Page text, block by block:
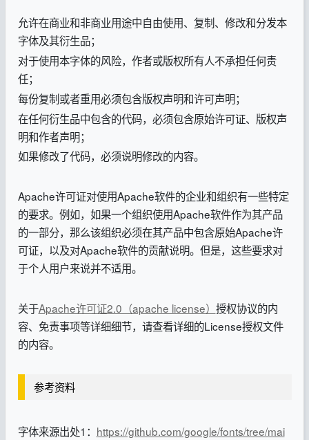
允许在商业和非商业用途中自由使用、复制、修改和分发本
字体及其衍生品；
对于使用本字体的风险，作者或版权所有人不承担任何责
任；
每份复制或者重用必须包含版权声明和许可声明；
在任何衍生品中包含的代码，必须包含原始许可证、版权声
明和作者声明；
如果修改了代码，必须说明修改的内容。
Apache许可证对使用Apache软件的企业和组织有一些特定
的要求。例如，如果一个组织使用Apache软件作为其产品
的一部分，那么该组织必须在其产品中包含原始Apache许
可证，以及对Apache软件的贡献说明。但是，这些要求对
于个人用户来说并不适用。
关于Apache许可证2.0（apache license） 授权协议的内
容、免责事项等详细细节，请查看详细的License授权文件
的内容。
参考资料
字体来源出处1： https://github.com/google/fonts/tree/mai